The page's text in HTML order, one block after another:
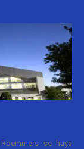
se haya